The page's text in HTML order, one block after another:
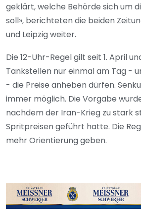
geklärt, welche Behörde sich um
soll», berichteten die beiden
und Leipzig weiter.
Die 12-Uhr-Regel gilt seit 1. April
Tankstellen nur einmal am Tag -
- die Preise anheben dürfen.
immer möglich. Die Vorgabe
nachdem der Iran-Krieg zu stark
Spritpreisen geführt hatte. Die
mehr Orientierung geben.